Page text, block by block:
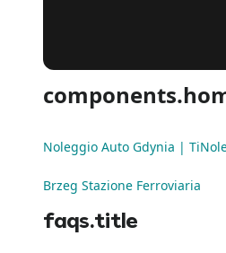
Noleggio Auto Gdynia |
Brzeg Stazione Ferroviaria
faqs.title